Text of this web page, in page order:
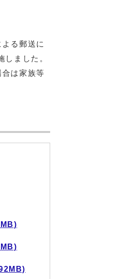
る郵送に
ました。
は家族等